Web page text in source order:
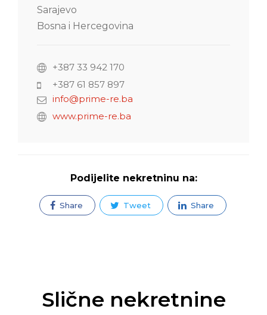
Sarajevo
Bosna i Hercegovina
+387 33 942 170
+387 61 857 897
info@prime-re.ba
www.prime-re.ba
Podijelite nekretninu na:
Share Tweet Share
Slične nekretnine